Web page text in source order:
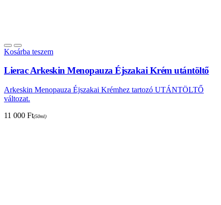
Kosárba teszem
Lierac Arkeskin Menopauza Éjszakai Krém utántöltő
Arkeskin Menopauza Éjszakai Krémhez tartozó UTÁNTÖLTŐ
változat.
11 000 Ft(50ml)